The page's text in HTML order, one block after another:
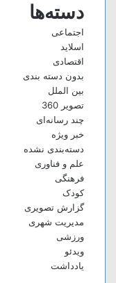
دسته‌ها
اجتماعی
اسلاید
اقتصادی
بدون دسته بندی
بین الملل
تصویر 360
چند رسانه‌ای
خبر ویژه
دسته‌بندی نشده
علم و فناوری
فرهنگی
کودک
گزارش تصویری
مدیریت شهری
ورزشی
ویدئو
یادداشت